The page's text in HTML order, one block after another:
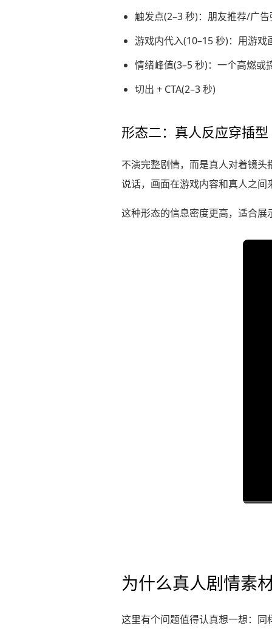
触发点(2–3 秒)：朋友推荐/广
游戏内代入(10–15 秒)：用游
情绪峰值(3–5 秒)：一个高燃或
切出 + CTA(2–3 秒)
形态二：真人反应穿插型
不演完整剧情，而是真人对着镜
说话，画面在游戏内容和真人之间
这种形态的信息密度更高，适合展
为什么真人剧情素
这里有个问题值得认真想一想：同